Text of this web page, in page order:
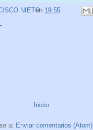
NIETO
en 19:55
Inicio
a: Enviar comentarios (Atom)